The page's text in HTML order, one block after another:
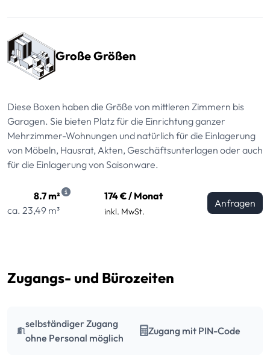
Große Größen
Diese Boxen haben die Größe von mittleren Zimmern bis
Garagen. Sie bieten Platz für die Einrichtung ganzer
Mehrzimmer-Wohnungen und natürlich für die Einlagerung
von Möbeln, Hausrat, Akten, Geschäftsunterlagen oder auch
für die Einlagerung von Saisonware.
8.7 m²
ca. 23,49 m³
174 € / Monat
inkl. MwSt.
Anfragen
Zugangs- und Bürozeiten
selbständiger Zugang
ohne Personal möglich
Zugang mit PIN-Code